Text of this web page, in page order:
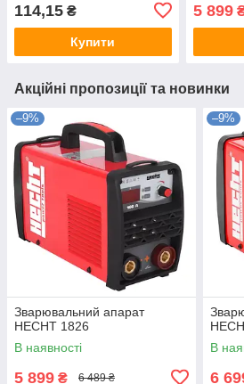
114,15 ₴
Купити
5 899
Акційні пропозиції та новинки
–9%
Зварювальний апарат
HECHT 1826
В наявності
5 899 ₴ 6 489 ₴
–9%
В
6